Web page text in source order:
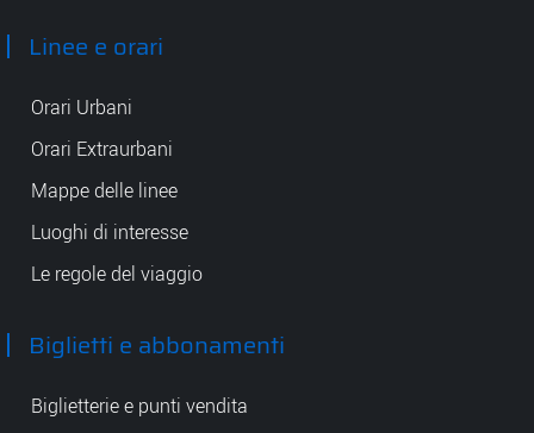
Linee e orari
Orari Urbani
Orari Extraurbani
Mappe delle linee
Luoghi di interesse
Le regole del viaggio
Biglietti e abbonamenti
Biglietterie e punti vendita